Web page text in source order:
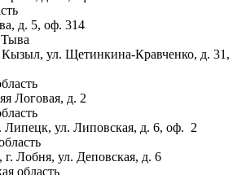
д. 5, оф. 314
Кызыл, ул. Щетинкина-Кравченко, д. 31,
Логовая, д. 2
Липецк, ул. Липовская, д. 6, оф. 2
г. Лобня, ул. Деповская, д. 6
область